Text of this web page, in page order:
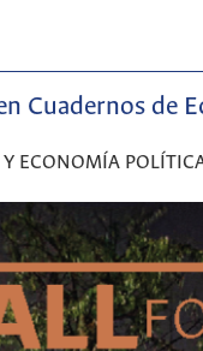
Cuadernos de
Y ECONOMÍA